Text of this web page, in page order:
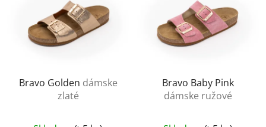
Bravo Golden dámske
zlaté
Bravo Baby Pink
dámske ružové